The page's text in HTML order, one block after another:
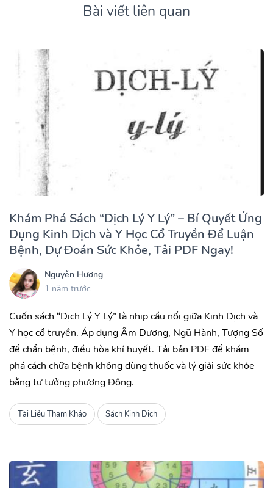
Bài viết liên quan
Khám Phá Sách “Dịch Lý Y Lý” – Bí Quyết Ứng
Dụng Kinh Dịch và Y Học Cổ Truyền Để Luận
Bệnh, Dự Đoán Sức Khỏe, Tải PDF Ngay!
Nguyễn Hương
1 năm trước
Cuốn sách “Dịch Lý Y Lý” là nhịp cầu nối giữa Kinh Dịch và
Y học cổ truyền. Áp dụng Âm Dương, Ngũ Hành, Tượng Số
để chẩn bệnh, điều hòa khí huyết. Tải bản PDF để khám
phá cách chữa bệnh không dùng thuốc và lý giải sức khỏe
bằng tư tưởng phương Đông.
Tài Liệu Tham Khảo Sách Kinh Dịch